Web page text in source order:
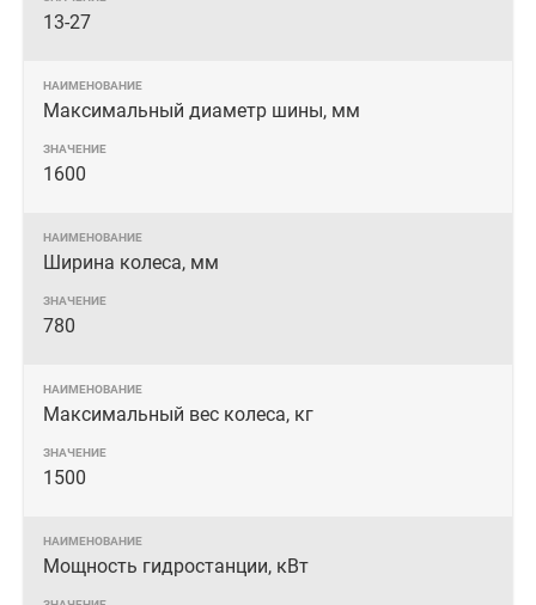
13-27
Максимальный диаметр шины, мм
1600
Ширина колеса, мм
780
Максимальный вес колеса, кг
1500
Мощность гидростанции, кВт